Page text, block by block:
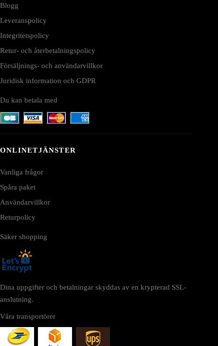
Blogg
Leveranspolicy
Integritetspolicy
Retur- och återbetalningspolicy
Försäljnings- och användarvillkor
Juridisk information och GDPR
Du kan betala med
ONLINETJÄNSTER
Vanliga frågor
Spåra paket
Användarvillkor
Returpolicy
Säker shopping
Dina uppgifter och betalningar skyddas av en krypterad SSL-
anslutning.
Våra transportörer